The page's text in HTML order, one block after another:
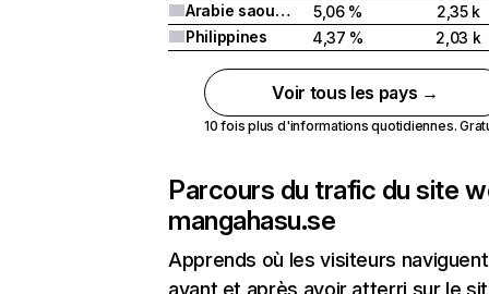
Arabie saoudite
5,06 %
2,35 k
Philippines
4,37 % 2,03 k
Voir tous les pays →
10 fois plus d'informations quotidiennes.
Parcours du trafic du site
mangahasu.se
Apprends où les visiteurs naviguent
avant et après avoir atterri sur le